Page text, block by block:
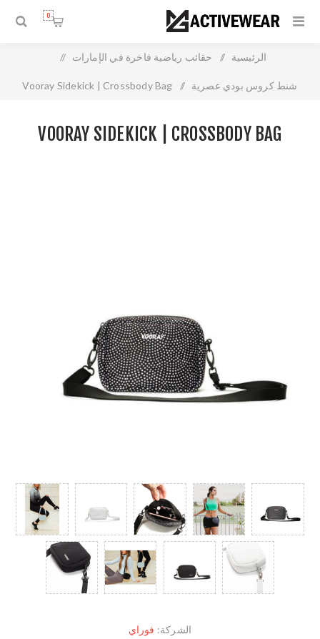
0
الرئيسية / حقائب رياضية فاخرة في الإمارات /
شنط كروس بودي عصرية /
Vooray Sidekick | Crossbody Bag
VOORAY SIDEKICK | CROSSBODY BAG
الشركة: فوراي